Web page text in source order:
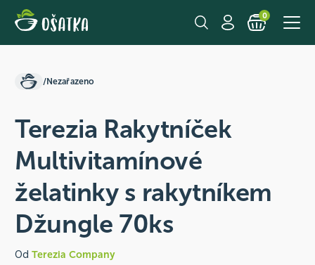
0
/Nezařazeno
Terezia Rakytníček
Multivitamínové
želatinky s rakytníkem
Džungle 70ks
Od Terezia Company